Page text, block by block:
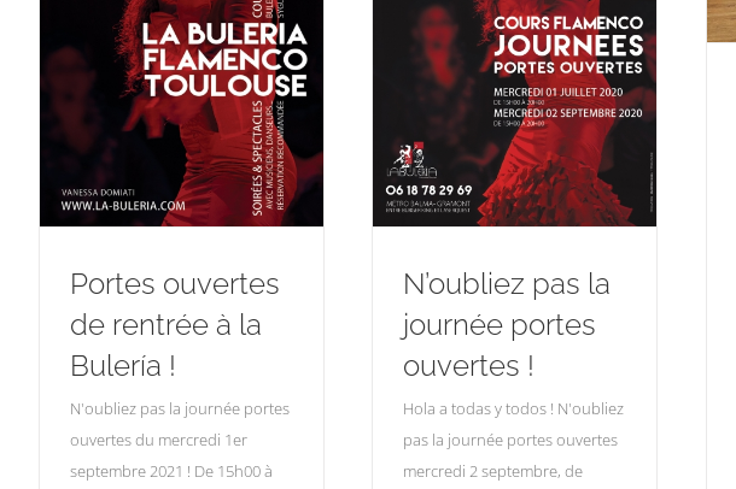
Portes ouvertes
de rentrée à la
Bulería !
N'oubliez pas la journée portes
ouvertes du mercredi 1er
septembre 2021 ! De 15h00 à
N’oubliez pas la
journée portes
ouvertes !
Hola a todas y todos ! N'oubliez
pas la journée portes ouvertes
mercredi 2 septembre, de